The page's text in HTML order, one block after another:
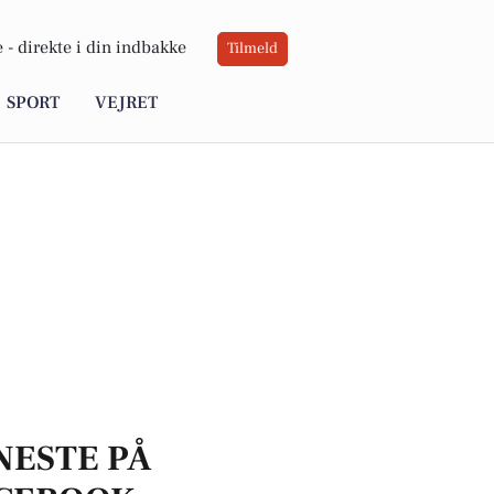
- direkte i din indbakke Tilmeld
SPORT VEJRET
PÅ